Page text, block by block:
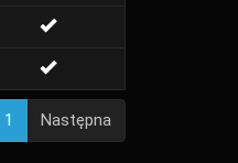
1 Następna